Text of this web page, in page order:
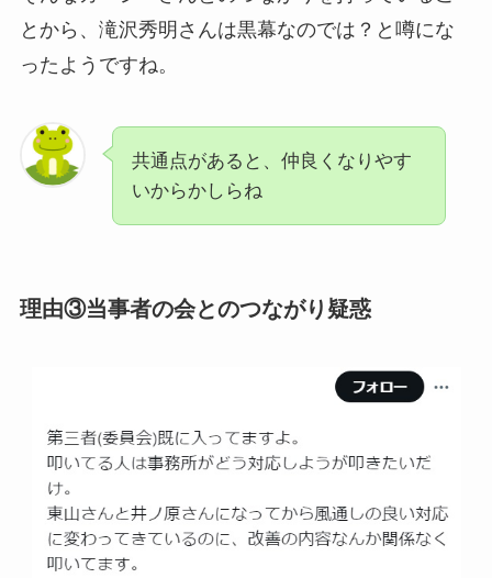
とから、滝沢秀明さんは黒幕なのでは？と噂にな
ったようですね。
共通点があると、仲良くなりやす
いからかしらね
理由③当事者の会とのつながり疑惑